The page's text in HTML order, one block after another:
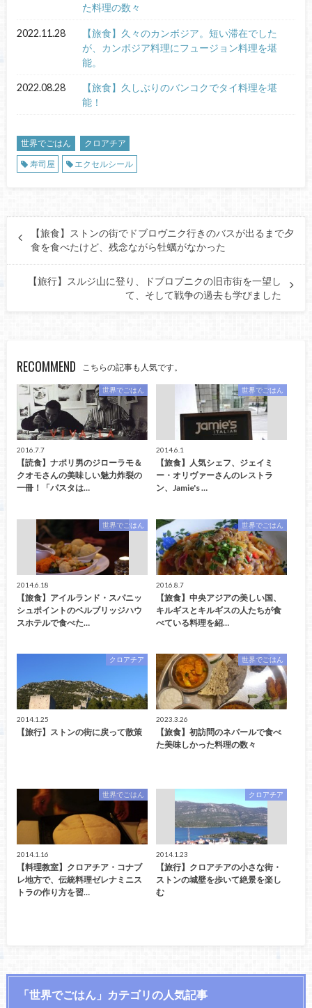
た料理の数々
2022.11.28
【旅食】久々のカンボジア。短い滞在でした
が、カンボジア料理にフュージョン料理を堪
能。
2022.08.28
【旅食】久しぶりのバンコクでタイ料理を堪
能！
世界でごはん
クロアチア
寿司屋
エクセルシール
【旅食】ストンの街でドブロヴニク行きのバスが出るまで夕
食を食べたけど、残念ながら牡蠣がなかった
【旅行】スルジ山に登り、ドブロブニクの旧市街を一望し
て、そして戦争の過去も学びました
RECOMMEND こちらの記事も人気です。
世界でごはん
2016.7.7
【読食】ナポリ男のジローラモ＆
クオモさんの美味しい魅力炸裂の
一冊！「パスタは…
世界でごはん
2014.6.1
【旅食】人気シェフ、ジェイミ
ー・オリヴァーさんのレストラ
ン、Jamie's …
世界でごはん
2014.6.18
【旅食】アイルランド・スパニッ
シュポイントのベルブリッジハウ
スホテルで食べた…
世界でごはん
2016.8.7
【旅食】中央アジアの美しい国、
キルギスとキルギスの人たちが食
べている料理を紹…
クロアチア
2014.1.25
【旅行】ストンの街に戻って散策
世界でごはん
2023.3.26
【旅食】初訪問のネパールで食べ
た美味しかった料理の数々
世界でごはん
2014.1.16
【料理教室】クロアチア・コナブ
レ地方で、伝統料理ゼレナミニス
トラの作り方を習…
クロアチア
2014.1.23
【旅行】クロアチアの小さな街・
ストンの城壁を歩いて絶景を楽し
む
「世界でごはん」カテゴリの人気記事